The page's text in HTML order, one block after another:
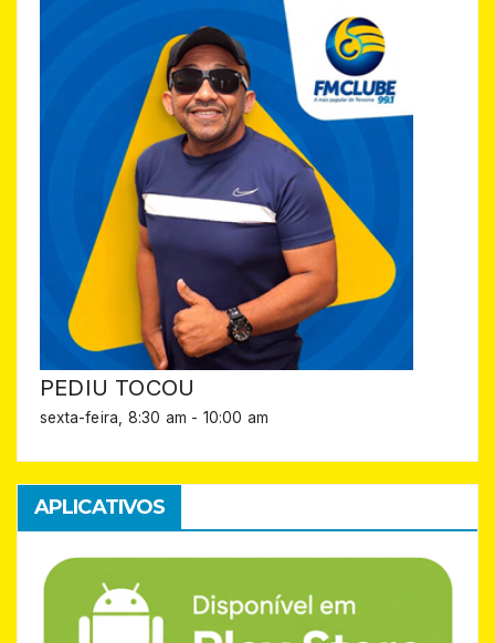
PEDIU TOCOU
sexta-feira, 8:30 am - 10:00 am
APLICATIVOS